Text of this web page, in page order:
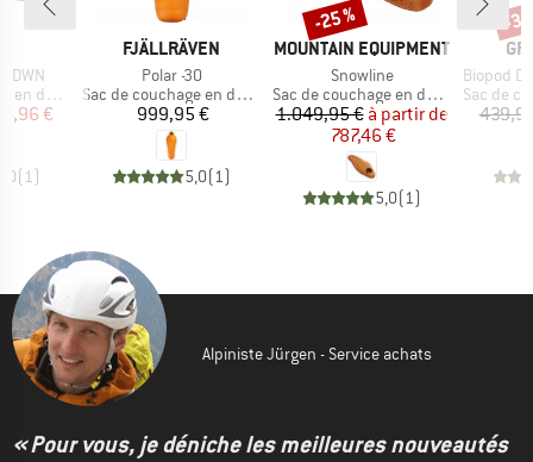
DWN
duvet
réduit
€
(1)
MARQUE
FJÄLLRÄVEN
Article
Polar -30
Product group
Sac de couchage en duvet
Prix
999,95 €
5,0(1)
MARQUE
MOUNTAIN EQUIPMENT
Article
Snowline
Product group
Sac de couchage en duvet
Prix
1.049,95 €Prix réduit
à partir de
787,46 €
5,0(1)
Remise
-25 %
Article
Biopod
Product
Sac de
-
Alpiniste Jürgen - Service achats
« Pour vous, je déniche les meilleures nouveautés